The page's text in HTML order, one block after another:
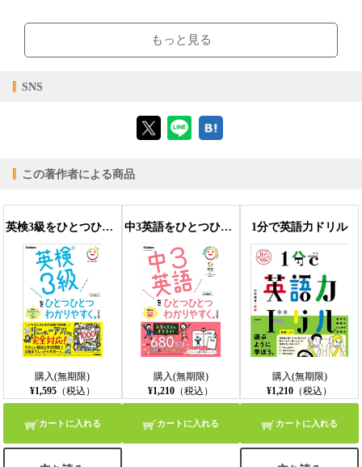
ブラウザビューア・PC版ConTenDoビューア・モバイルビューア
【対応デバイス】
【PC版ConTenDoビューア】
【モバイルビューア】
もっと見る
SNS
この著作者による商品
英検3級をひとつひとつわかりやすく。改訂版
購入(無期限)
¥1,595（税込）
カートに入れる
中3英語をひとつひとつわかりやすく。改訂版
購入(無期限)
¥1,210 （税込）
カートに入れる
1分で英語力ドリル
購入(無期限)
¥1,210 （税込）
カートに入れる